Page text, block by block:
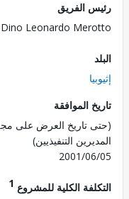
الفريق
Dino Leonardo
الموافقة
تاريخ العرض على مجلس
التنفيذيين)
2001/
الكلية للمشروع1